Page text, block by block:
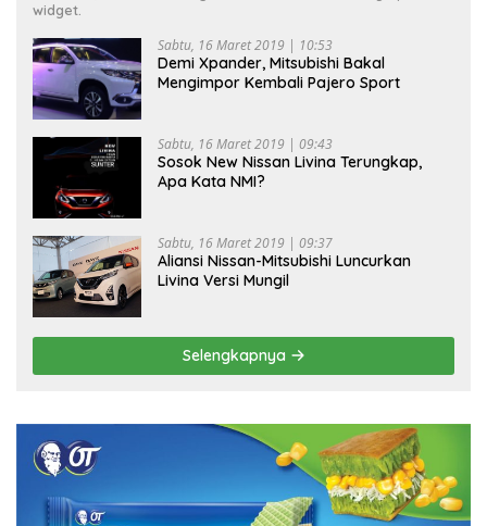
widget.
Sabtu, 16 Maret 2019 | 10:53
Demi Xpander, Mitsubishi Bakal
Mengimpor Kembali Pajero Sport
Sabtu, 16 Maret 2019 | 09:43
Sosok New Nissan Livina Terungkap,
Apa Kata NMI?
Sabtu, 16 Maret 2019 | 09:37
Aliansi Nissan-Mitsubishi Luncurkan
Livina Versi Mungil
Selengkapnya